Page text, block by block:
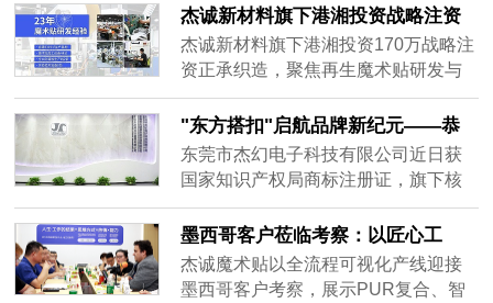
度践行稻盛和夫哲学体系（《京瓷哲
学》《六项精进》等），实现员工幸
福与企业高质量发展的创新路径。演
良品率提升至98.7%，客户投诉率下降
67%，许建文提出“三步走”战略，目标
2028年实现全球市占率15%，彰显中
国制造从“跟随者”向“定义者”跨越的决
心。此次演讲为传统制造业转型升级
提供哲学驱动范本，引发行业对“心性
提升与技术创新融合”的深度思考。
杰诚新材料旗下港湘投资战略注资
正承织造 170万布局再生魔术贴赛
道-开启多行业定制化解决方案新篇
杰诚新材料旗下港湘投资170万战略注
资正承织造，聚焦再生魔术贴研发与
高端加工，获GRS认证推动绿色制
造。产品覆盖康复医疗、智能穿戴、
汽车装饰等五大行业，提供抗菌、高
强度、模块化定制方案，助力传统制
"东方搭扣"启航品牌新纪元——恭
喜杰幻电子以双商标战略领跑全球
魔术贴行业
东莞市杰幻电子科技有限公司近日获
国家知识产权局商标注册证，旗下核
心品牌“东方搭扣”（英文：EHOOK）
成功注册国际分类35（广告销售、商
业管理）与40（材料加工、定制服
务），构建全维度品牌护城河。品牌
墨西哥客户莅临考察：以匠心工
艺，共绘全球合作新篇章
杰诚魔术贴以全流程可视化产线迎接
墨西哥客户考察，展示PUR复合、智